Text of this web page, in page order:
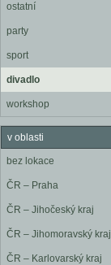
ostatní
party
sport
divadlo
workshop
v oblasti
bez lokace
ČR – Praha
ČR – Jihočeský kraj
ČR – Jihomoravský kraj
ČR – Karlovarský kraj